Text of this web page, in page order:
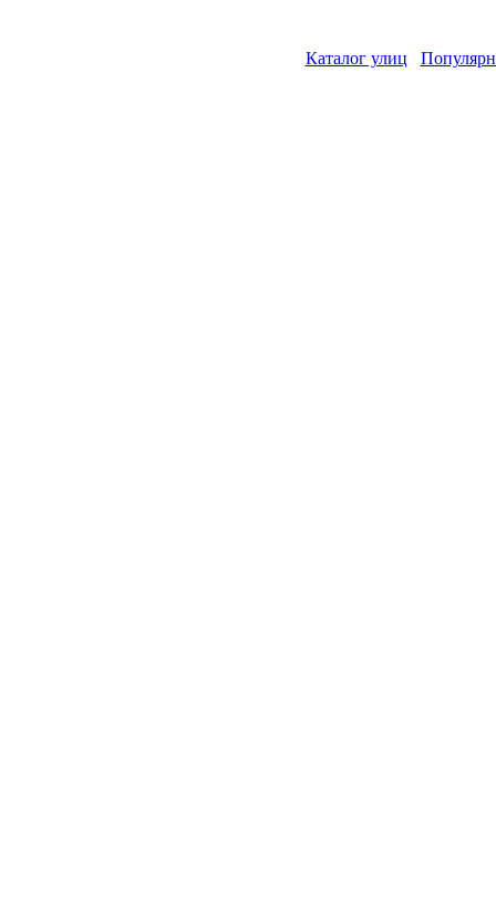
Каталог улиц